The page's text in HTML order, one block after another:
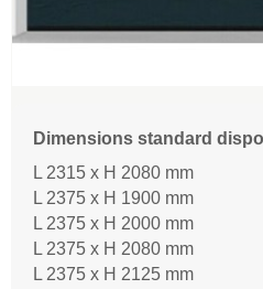
Dimensions standard
L 2315 x H 2080 mm
L 2375 x H 1900 mm
L 2375 x H 2000 mm
L 2375 x H 2080 mm
L 2375 x H 2125 mm